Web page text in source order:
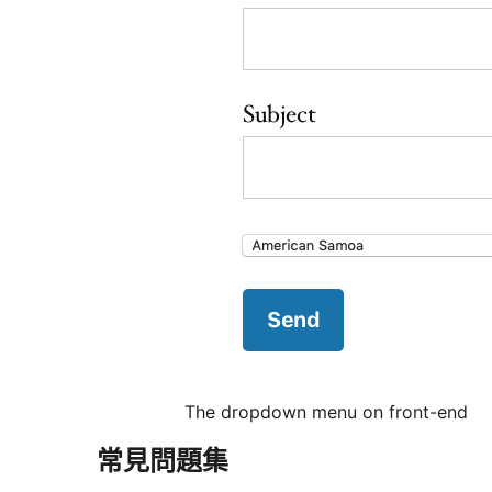
The dropdown menu on front-end
常見問題集